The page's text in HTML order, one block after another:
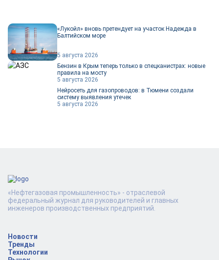
«Лукойл» вновь претендует на участок Надежда в
Балтийском море
5 августа 2026
Бензин в Крым теперь только в спецканистрах: новые
правила на мосту
5 августа 2026
Нейросеть для газопроводов: в Тюмени создали
систему выявления утечек
5 августа 2026
Новости
Тренды
Технологии
«Нефтегазовая промышленность» - отраслевой
федеральный журнал для руководителей и главных
инженеров производственных предприятий.